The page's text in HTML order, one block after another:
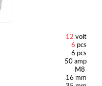
12 volt
6 pcs
6 pcs
50 amp
M8
16 mm